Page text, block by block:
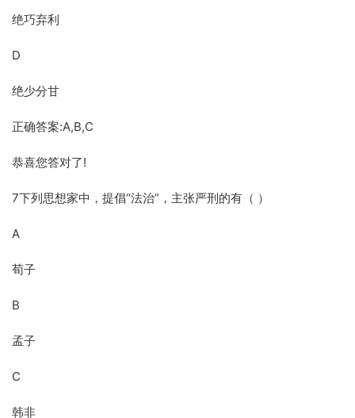
绝巧弃利
D
绝少分甘
正确答案:A,B,C
恭喜您答对了!
7下列思想家中，提倡“法治”，主张严刑的有（ ）
A
荀子
B
孟子
C
韩非